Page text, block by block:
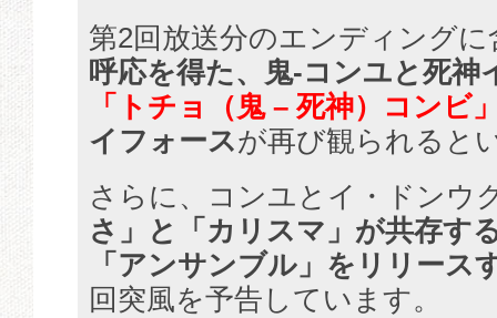
第2回放送分のエンディング
呼応を得た、鬼-コンユと死神
「トチョ（鬼 – 死神）コンビ
イフォースが再び観られると
さらに、コンユとイ・ドンウ
さ」と「カリスマ」が共存す
「アンサンブル」をリリース
回突風を予告しています。